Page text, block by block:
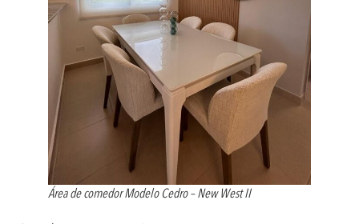
Área de comedor Modelo Cedro – New West II